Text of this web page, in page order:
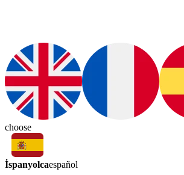
choose
İspanyolcaespañol